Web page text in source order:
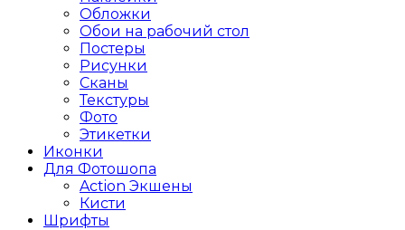
Обложки
Обои на рабочий стол
Постеры
Рисунки
Сканы
Текстуры
Фото
Этикетки
Иконки
Для Фотошопа
Action Экшены
Кисти
Шрифты